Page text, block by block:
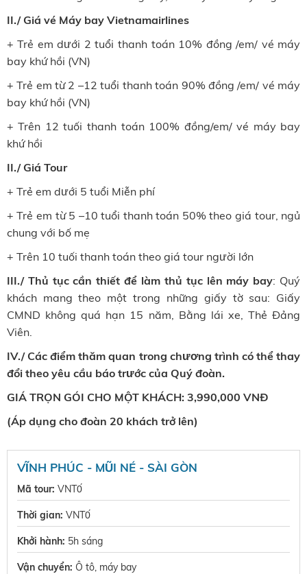
II./ Giá vé Máy bay Vietnamairlines
+ Trẻ em dưới 2 tuổi thanh toán 10% đồng /em/ vé máy
bay khứ hồi (VN)
+ Trẻ em từ 2 –12 tuổi thanh toán 90% đồng /em/ vé máy
bay khứ hồi (VN)
+ Trên 12 tuối thanh toán 100% đồng/em/ vé máy bay
khứ hồi
II./ Giá Tour
+ Trẻ em dưới 5 tuổi Miễn phí
+ Trẻ em từ 5 –10 tuổi thanh toán 50% theo giá tour, ngủ
chung với bố mẹ
+ Trên 10 tuối thanh toán theo giá tour người lớn
III./ Thủ tục cần thiết để làm thủ tục lên máy bay: Quý
khách mang theo một trong những giấy tờ sau: Giấy
CMND không quá hạn 15 năm, Bằng lái xe, Thẻ Đảng
Viên.
IV./ Các điểm thăm quan trong chương trình có thể thay
đổi theo yêu cầu báo trước của Quý đoàn.
GIÁ TRỌN GÓI CHO MỘT KHÁCH: 3,990,000 VNĐ
(Áp dụng cho đoàn 20 khách trở lên)
VĨNH PHÚC - MŨI NÉ - SÀI GÒN
Mã tour: VNT0́
Thời gian: VNT0́
Khởi hành: 5h sáng
Vận chuyển: Ô tô, máy bay